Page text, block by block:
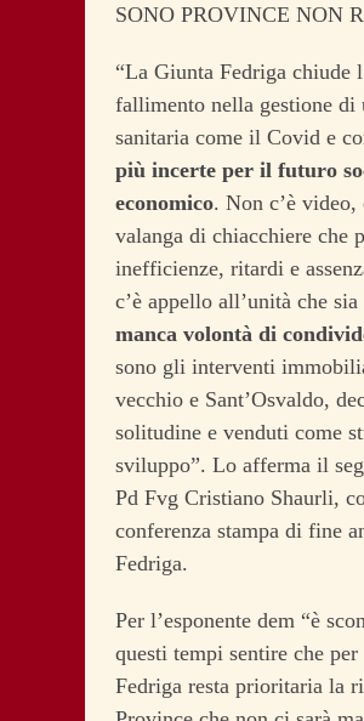
SONO PROVINCE NON
“La Giunta Fedriga chiude
fallimento nella gestione di
sanitaria come il Covid e
più incerte per il futuro
economico. Non c’è
valanga di chiacchiere che
inefficienze, ritardi e
c’è appello all’unità che
manca volontà di
sono gli interventi
vecchio e Sant’Osvaldo,
solitudine e venduti come
sviluppo”. Lo afferma il
Pd Fvg Cristiano Shaurli,
conferenza stampa di fine
Fedriga.
Per l’esponente dem “è
questi tempi sentire che
Fedriga resta prioritaria la